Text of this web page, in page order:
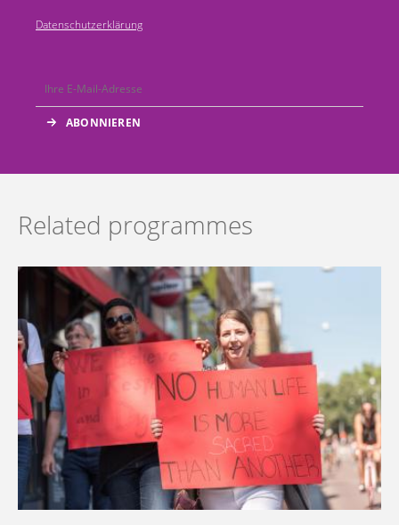
Datenschutzerklärung
Related programmes